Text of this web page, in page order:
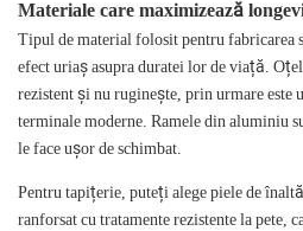
Materiale care maximizează
Tipul de material folosit pentru fabricarea
efect uriaș asupra duratei lor de viață.
rezistent și nu ruginește, prin urmare este
terminale moderne. Ramele din aluminiu
le face ușor de schimbat.
Pentru tapițerie, puteți alege piele de
ranforsat cu tratamente rezistente la pete,